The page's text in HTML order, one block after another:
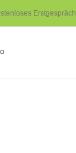
Erstgespräch